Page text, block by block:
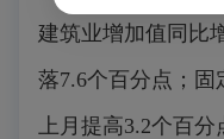
建筑业增加值同比
落7.6个百分点；固
上月提高3.2个百分